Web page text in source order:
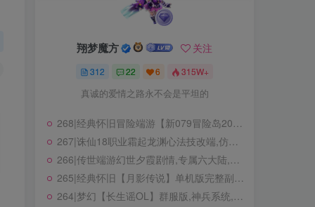
翔梦魔方 关注
312 22 6 315W+
真诚的爱情之路永不会是平坦的
268|经典怀旧冒险端游【新079冒险岛20大陆】修复版,特色群服玩法,带详细玩法攻略+GM后台+局域外网教程
267|诛仙18职业霜起龙渊心法技改端,仿官玩法，含完整心法+技能特效+GM工具及教程
266|传世端游幻世夕霞剧情,专属六大陆,带攻略,自动打怪,拾取,一键回收+局域外网搭建教程
265|经典怀旧【月影传说】单机版完整副本任务,修复等级上限,门派加入限制+视频教程
264|梦幻【长生谣OL】群服版,神兵系统,装备晋升,助战组队等超玩法+全套源码及局域外网架设教程
翔梦魔方 关注
312 22 315W+
真诚的爱情之路永不会是平坦的
268|经典怀旧冒险端游【新079冒险岛20大陆】修复版,特色群服玩法,带详细玩法攻略+GM后台+局域外网教程
267|诛仙18职业霜起龙渊心法技改端,仿官玩法，含完整心法+技能特效+GM工具及教程